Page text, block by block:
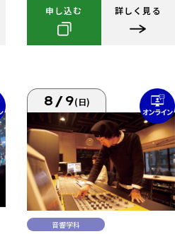
申し込む 詳しく見る
8/9(日)
音響学科